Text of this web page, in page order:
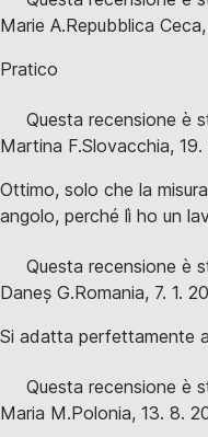
Marie A.Repubblica Ceca,
Pratico
Questa recensione è
Martina F.Slovacchia, 19.
Ottimo, solo che la
angolo, perché lì ho un
Questa recensione è
Daneș G.Romania, 7. 1.
Si adatta perfettamente
Questa recensione è
Maria M.Polonia, 13. 8.